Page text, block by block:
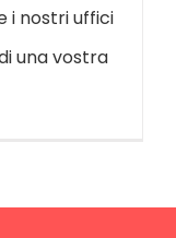
i nostri uffici
una vostra